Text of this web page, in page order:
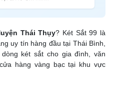
Thái Thụy? Két Sắt 99 là
uy tín hàng đầu tại Thái Bình,
két sắt cho gia đình, văn
hàng vàng bạc tại khu vực